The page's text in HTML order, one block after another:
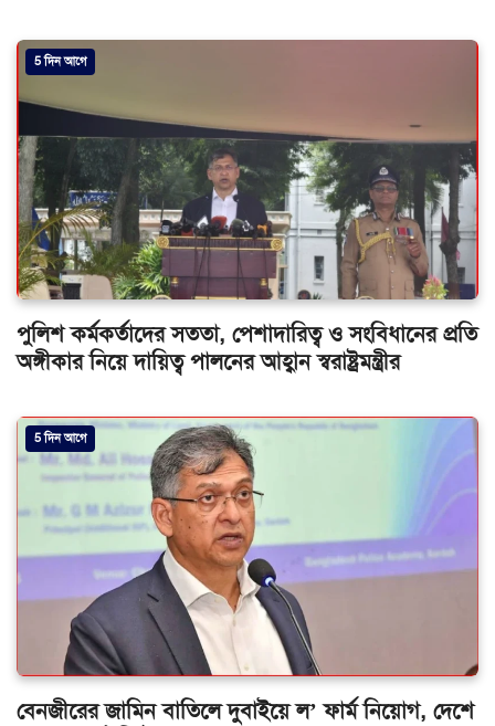
5 দিন আগে
পুলিশ কর্মকর্তাদের সততা, পেশাদারিত্ব ও সংবিধানের প্রতি
অঙ্গীকার নিয়ে দায়িত্ব পালনের আহ্বান স্বরাষ্ট্রমন্ত্রীর
5 দিন আগে
বেনজীরের জামিন বাতিলে দুবাইয়ে ল’ ফার্ম নিয়োগ, দেশে